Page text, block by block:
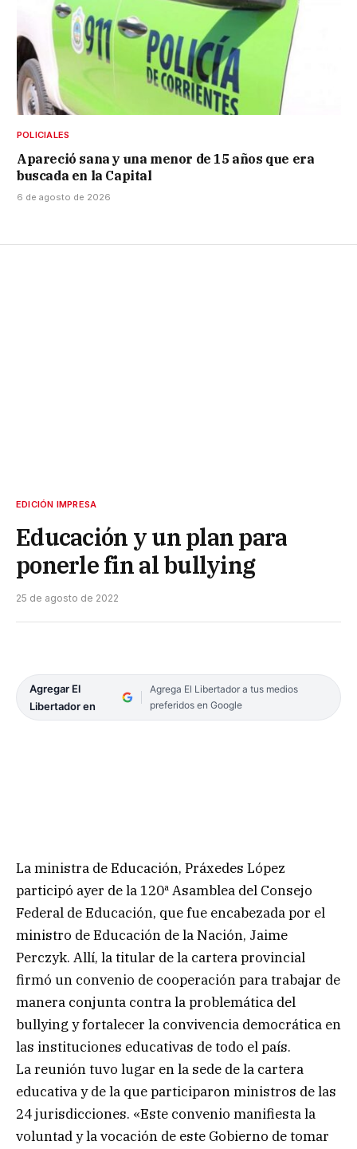
POLICIALES
Apareció sana y una menor de 15 años que era
buscada en la Capital
6 de agosto de 2026
EDICIÓN IMPRESA
Educación y un plan para
ponerle fin al bullying
25 de agosto de 2022
Agregar El
Libertador en
Agrega El Libertador a tus medios
preferidos en Google
La ministra de Educación, Práxedes López
participó ayer de la 120ª Asamblea del Consejo
Federal de Educación, que fue encabezada por el
ministro de Educación de la Nación, Jaime
Perczyk. Allí, la titular de la cartera provincial
firmó un convenio de cooperación para trabajar de
manera conjunta contra la problemática del
bullying y fortalecer la convivencia democrática en
las instituciones educativas de todo el país.
La reunión tuvo lugar en la sede de la cartera
educativa y de la que participaron ministros de las
24 jurisdicciones. «Este convenio manifiesta la
voluntad y la vocación de este Gobierno de tomar